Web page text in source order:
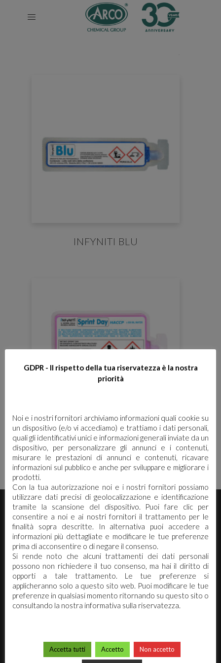
INFYNITI BLU
INFYNITI SPRINT DAY
Arco Chimica s.r.l. Via Canalazzo 22/24 -
41036 Medolla (Mo)
PIVA 02173740362 / REA:270942
info@arcochimica.it
GDPR - Il rispetto della tua riservatezza è la nostra
priorità
Noi e i nostri fornitori archiviamo informazioni quali cookie su
un dispositivo (e/o vi accediamo) e trattiamo i dati personali,
quali gli identificativi unici e informazioni generali inviate da un
dispositivo, per personalizzare gli annunci e i contenuti,
misurare le prestazioni di annunci e contenuti, ricavare
informazioni sul pubblico e anche per sviluppare e migliorare i
prodotti.
Con la tua autorizzazione noi e i nostri fornitori possiamo
utilizzare dati precisi di geolocalizzazione e identificazione
tramite la scansione del dispositivo. Puoi fare clic per
consentire a noi e ai nostri fornitori il trattamento per le
finalità sopra descritte. In alternativa puoi accedere a
informazioni più dettagliate e modificare le tue preferenze
prima di acconsentire o di negare il consenso.
Si rende noto che alcuni trattamenti dei dati personali
possono non richiedere il tuo consenso, ma hai il diritto di
opporti a tale trattamento. Le tue preferenze si
applicheranno solo a questo sito web. Puoi modificare le tue
preferenze in qualsiasi momento ritornando su questo sito o
consultando la nostra informativa sulla riservatezza.
Accetta tutti Accetto Non accetto
×
E' necessario effettuare il login
Per scaricare le schede di sicurezza e le schede tecniche è
necessario accedere al portale. Se ancora non hai un
account puoi effettuare la registrazione del tuo profilo e
ottenere le credenziali di accesso.
ACCEDI O REGISTRATI